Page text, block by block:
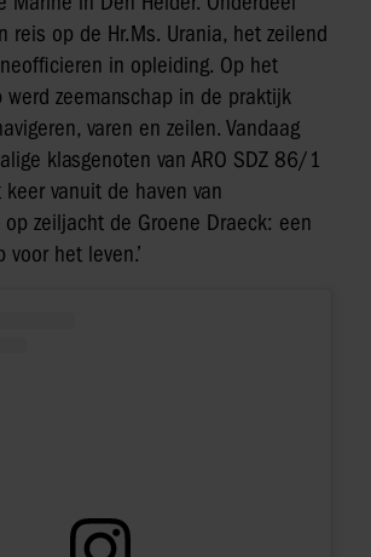
reis op de Hr.Ms. Urania, het zeilend
in opleiding. Op het
werd zeemanschap in de praktijk
varen en zeilen. Vandaag
klasgenoten van ARO SDZ 86/1
vanuit de haven van
zeiljacht de Groene Draeck: een
het leven.’